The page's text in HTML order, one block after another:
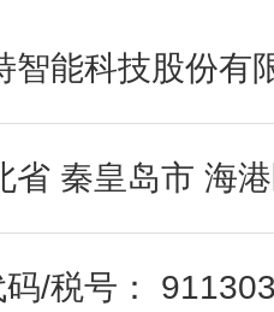
智能科技股份有
省 秦皇岛市 海
/税号：